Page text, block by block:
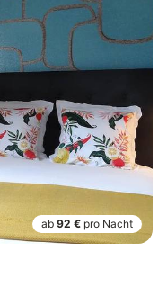
ab 92 € pro Nacht